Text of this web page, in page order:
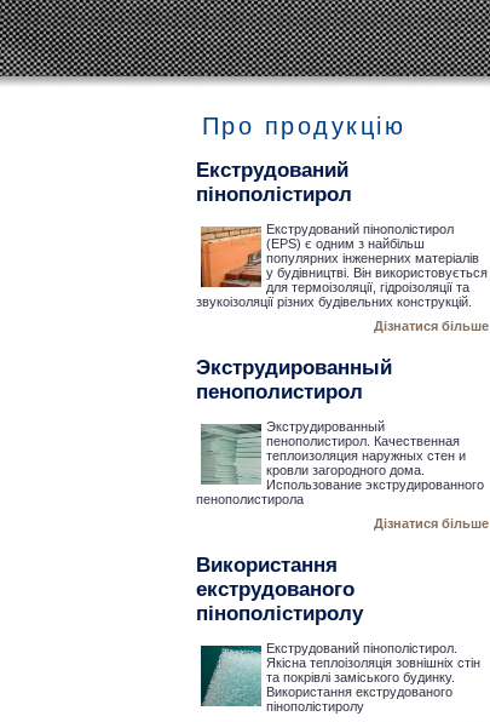
Про продукцію
Екструдований
пінополістирол
Екструдований пінополістирол
(EPS) є одним з найбільш
популярних інженерних матеріалів
у будівництві. Він використовується
для термоізоляції, гідроізоляції та
звукоізоляції різних будівельних конструкцій.
Дізнатися більше
Экструдированный
пенополистирол
Экструдированный
пенополистирол. Качественная
теплоизоляция наружных стен и
кровли загородного дома.
Использование экструдированного
пенополистирола
Дізнатися більше
Використання
екструдованого
пінополістиролу
Екструдований пінополістирол.
Якісна теплоізоляція зовнішніх стін
та покрівлі заміського будинку.
Використання екструдованого
пінополістиролу